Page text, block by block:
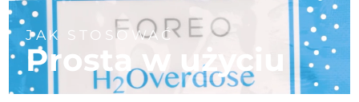
JAK STOSOWAĆ
Prosta w użyciu